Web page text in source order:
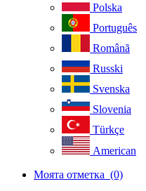
Polska
Português
Românã
Russki
Svenska
Slovenia
Türkçe
American
Моята отметка (0)